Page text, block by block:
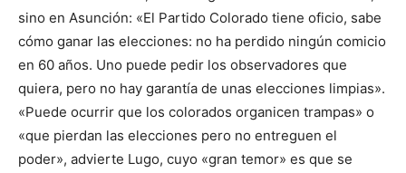
sino en Asunción: «El Partido Colorado tiene oficio, sabe
cómo ganar las elecciones: no ha perdido ningún comicio
en 60 años. Uno puede pedir los observadores que
quiera, pero no hay garantía de unas elecciones limpias».
«Puede ocurrir que los colorados organicen trampas» o
«que pierdan las elecciones pero no entreguen el
poder», advierte Lugo, cuyo «gran temor» es que se